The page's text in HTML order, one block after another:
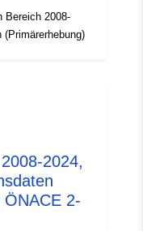
Bereich 2008-
2024,
2-